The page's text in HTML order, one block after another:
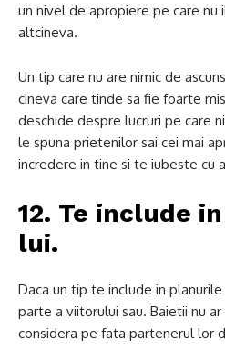
un nivel de apropiere pe care nu
altcineva.
Un tip care nu are nimic de
cineva care tinde sa fie foarte
deschide despre lucruri pe care
le spuna prietenilor sai cei mai
incredere in tine si te iubeste cu
12. Te include
lui.
Daca un tip te include in
parte a viitorului sau. Baietii nu
considera pe fata partenerul lor